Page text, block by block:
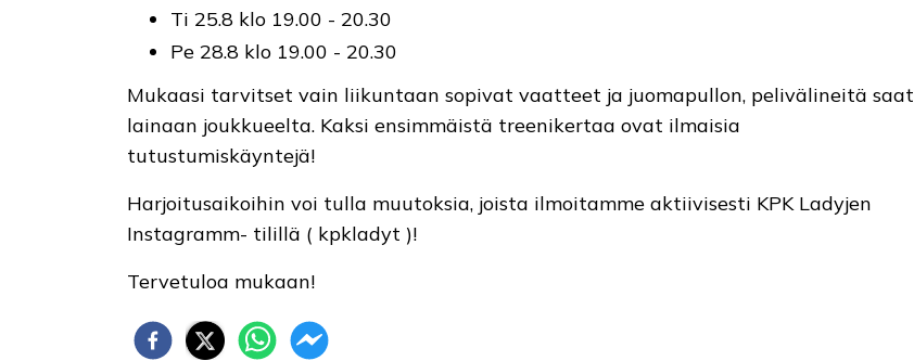
Ti 25.8 klo 19.00 - 20.30
Pe 28.8 klo 19.00 - 20.30
Mukaasi tarvitset vain liikuntaan sopivat vaatteet ja juomapullon, pelivälineitä saat
lainaan joukkueelta. Kaksi ensimmäistä treenikertaa ovat ilmaisia
tutustumiskäyntejä!
Harjoitusaikoihin voi tulla muutoksia, joista ilmoitamme aktiivisesti KPK Ladyjen
Instagramm- tilillä ( kpkladyt )!
Tervetuloa mukaan!